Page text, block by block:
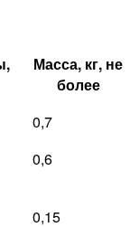
Масса, кг, не
более
0,7
0,6
0,15